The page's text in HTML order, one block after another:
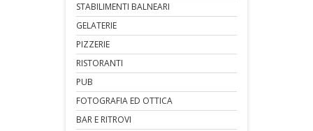
STABILIMENTI BALNEARI
GELATERIE
PIZZERIE
RISTORANTI
PUB
FOTOGRAFIA ED OTTICA
BAR E RITROVI